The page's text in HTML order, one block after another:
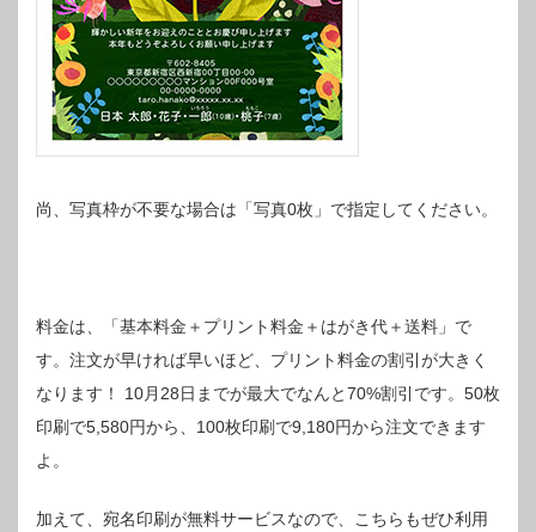
尚、写真枠が不要な場合は「写真0枚」で指定してください。
料金は、「基本料金＋プリント料金＋はがき代＋送料」で
す。注文が早ければ早いほど、プリント料金の割引が大きく
なります！
10月28日までが最大でなんと70%割引です。50枚
印刷で5,580円から、100枚印刷で9,180円から注文できます
よ。
加えて、宛名印刷が無料サービスなので、こちらもぜひ利用